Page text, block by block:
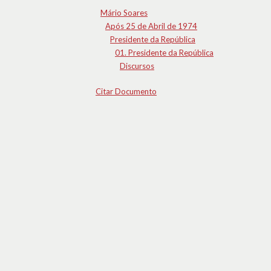
Mário Soares
Após 25 de Abril de 1974
Presidente da República
01. Presidente da República
Discursos
Citar Documento